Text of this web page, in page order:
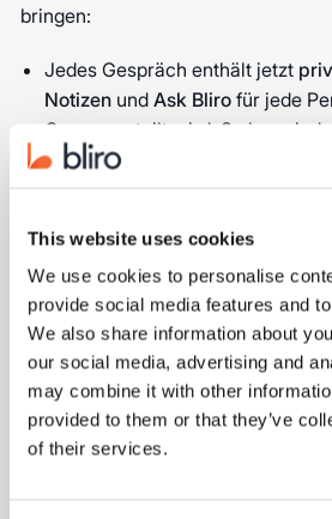
This website uses cookies
We use cookies to personalise
provide social media features and
We also share information about
our social media, advertising and
may combine it with other
provided to them or that they’ve
of their services.
bringen:
Jedes Gespräch enthält jetzt
Notizen undAsk Bliro für jede
Gruppe geteilt wird. So kann
Meeting individuell analysieren.
Wir haben vier Rollen hinzugefügt:
der Berechtigungen findest du hier.
Intelligentere